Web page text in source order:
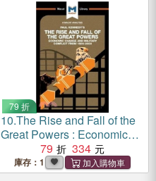
79 折
10.The Rise and Fall of the
Great Powers : Economic
Change and Military Conflict
From 1500-2000
79 334
庫存：1